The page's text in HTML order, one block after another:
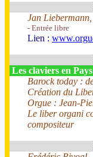
Jan
- Entrée libre
Lien :
Les claviers en
Barock today :
Création du
Orgue : Jean-
Le liber organi
compositeur